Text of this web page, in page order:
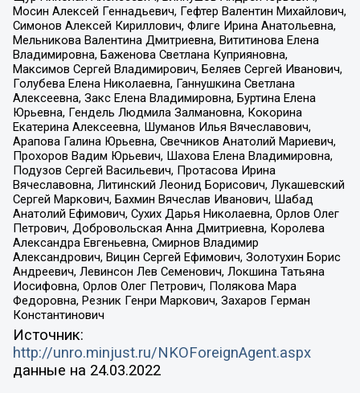
Мосин Алексей Геннадьевич, Гефтер Валентин Михайлович,
Симонов Алексей Кириллович, Флиге Ирина Анатольевна,
Мельникова Валентина Дмитриевна, Вититинова Елена
Владимировна, Баженова Светлана Куприяновна,
Максимов Сергей Владимирович, Беляев Сергей Иванович,
Голубева Елена Николаевна, Ганнушкина Светлана
Алексеевна, Закс Елена Владимировна, Буртина Елена
Юрьевна, Гендель Людмила Залмановна, Кокорина
Екатерина Алексеевна, Шуманов Илья Вячеславович,
Арапова Галина Юрьевна, Свечников Анатолий Мариевич,
Прохоров Вадим Юрьевич, Шахова Елена Владимировна,
Подузов Сергей Васильевич, Протасова Ирина
Вячеславовна, Литинский Леонид Борисович, Лукашевский
Сергей Маркович, Бахмин Вячеслав Иванович, Шабад
Анатолий Ефимович, Сухих Дарья Николаевна, Орлов Олег
Петрович, Добровольская Анна Дмитриевна, Королева
Александра Евгеньевна, Смирнов Владимир
Александрович, Вицин Сергей Ефимович, Золотухин Борис
Андреевич, Левинсон Лев Семенович, Локшина Татьяна
Иосифовна, Орлов Олег Петрович, Полякова Мара
Федоровна, Резник Генри Маркович, Захаров Герман
Константинович
Источник:
http://unro.minjust.ru/NKOForeignAgent.aspx
данные на 24.03.2022